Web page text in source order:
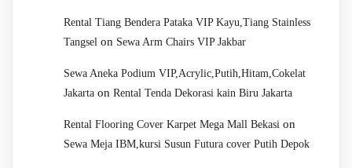
Rental Tiang Bendera Pataka VIP Kayu,Tiang Stainless
Tangsel on Sewa Arm Chairs VIP Jakbar
Sewa Aneka Podium VIP,Acrylic,Putih,Hitam,Cokelat
Jakarta on Rental Tenda Dekorasi kain Biru Jakarta
Rental Flooring Cover Karpet Mega Mall Bekasi on
Sewa Meja IBM,kursi Susun Futura cover Putih Depok